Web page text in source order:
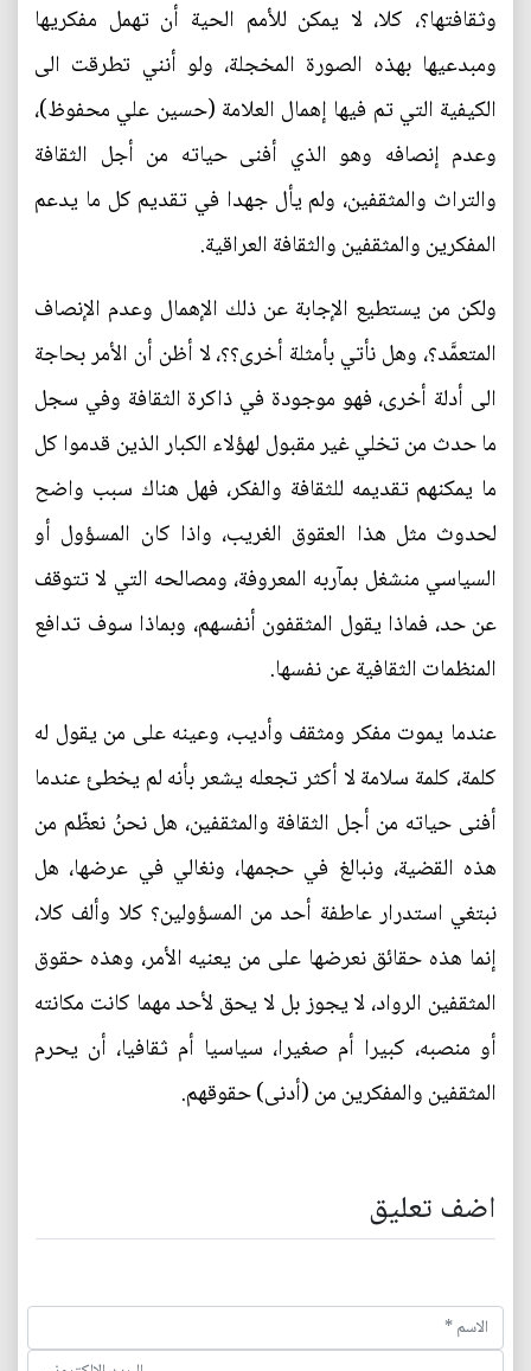
وثقافتها؟، كلا، لا يمكن للأمم الحية أن تهمل مفكريها
ومبدعيها بهذه الصورة المخجلة، ولو أنني تطرقت الى
الكيفية التي تم فيها إهمال العلامة (حسين علي محفوظ)،
وعدم إنصافه وهو الذي أفنى حياته من أجل الثقافة
والتراث والمثقفين، ولم يأل جهدا في تقديم كل ما يدعم
المفكرين والمثقفين والثقافة العراقية.
ولكن من يستطيع الإجابة عن ذلك الإهمال وعدم الإنصاف
المتعمَّد؟، وهل نأتي بأمثلة أخرى؟؟، لا أظن أن الأمر بحاجة
الى أدلة أخرى، فهو موجودة في ذاكرة الثقافة وفي سجل
ما حدث من تخلي غير مقبول لهؤلاء الكبار الذين قدموا كل
ما يمكنهم تقديمه للثقافة والفكر، فهل هناك سبب واضح
لحدوث مثل هذا العقوق الغريب، واذا كان المسؤول أو
السياسي منشغل بمآربه المعروفة، ومصالحه التي لا تتوقف
عن حد، فماذا يقول المثقفون أنفسهم، وبماذا سوف تدافع
المنظمات الثقافية عن نفسها.
عندما يموت مفكر ومثقف وأديب، وعينه على من يقول له
كلمة، كلمة سلامة لا أكثر تجعله يشعر بأنه لم يخطئ عندما
أفنى حياته من أجل الثقافة والمثقفين، هل نحنُ نعظّم من
هذه القضية، ونبالغ في حجمها، ونغالي في عرضها، هل
نبتغي استدرار عاطفة أحد من المسؤولين؟ كلا وألف كلا،
إنما هذه حقائق نعرضها على من يعنيه الأمر، وهذه حقوق
المثقفين الرواد، لا يجوز بل لا يحق لأحد مهما كانت مكانته
أو منصبه، كبيرا أم صغيرا، سياسيا أم ثقافيا، أن يحرم
المثقفين والمفكرين من (أدنى) حقوقهم.
اضف تعليق